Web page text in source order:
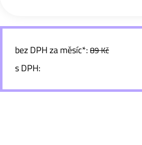
bez DPH za měsíc*: 89 Kč
s DPH: